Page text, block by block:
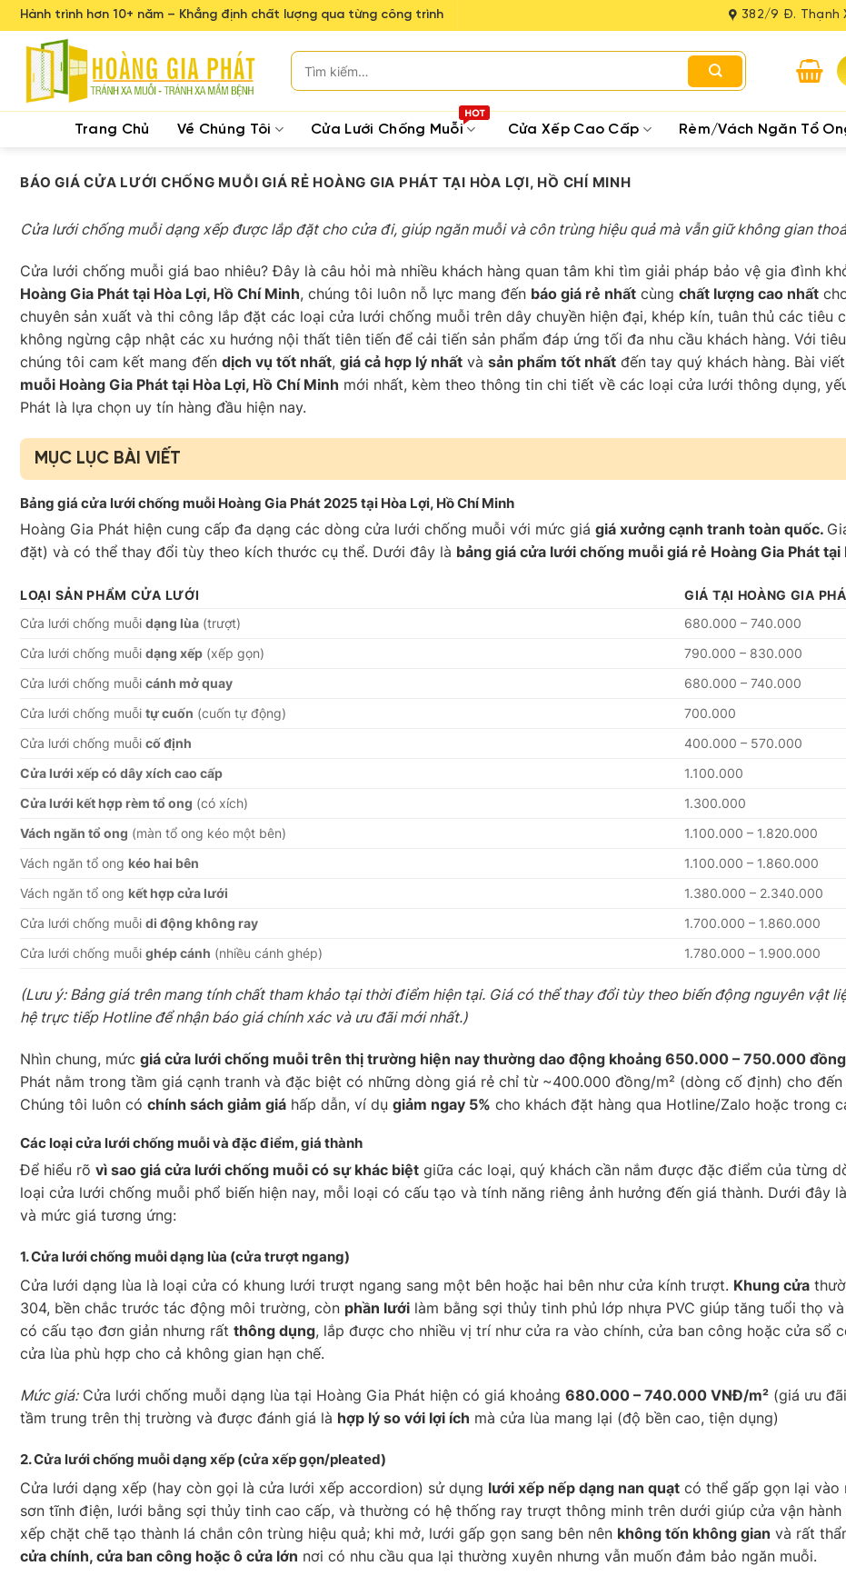
Skip
to
content
Hành trình hơn 10+ năm – Khẳng định chất lượng qua từng công trình 382/9 Đ. Thạnh
kiếm:
Trang Chủ Về Chúng Tôi Cửa Lưới Chống Muỗi Cửa Xếp Cao Cấp Rèm/Vách Ngăn Tổ
BÁO GIÁ CỬA LƯỚI CHỐNG MUỖI GIÁ RẺ HOÀNG GIA PHÁT TẠI HÒA LỢI, HỒ CHÍ MINH
Cửa lưới chống muỗi dạng xếp được lắp đặt cho cửa đi, giúp ngăn muỗi và côn trùng hiệu quả mà vẫn giữ không gian
Cửa lưới chống muỗi giá bao nhiêu? Đây là câu hỏi mà nhiều khách hàng quan tâm khi tìm giải pháp bảo vệ gia đình
Hoàng Gia Phát tại Hòa Lợi, Hồ Chí Minh, chúng tôi luôn nỗ lực mang đến báo giá rẻ nhất cùng chất lượng cao nhất
chuyên sản xuất và thi công lắp đặt các loại cửa lưới chống muỗi trên dây chuyền hiện đại, khép kín, tuân thủ các tiêu
không ngừng cập nhật các xu hướng nội thất tiên tiến để cải tiến sản phẩm đáp ứng tối đa nhu cầu khách hàng. Với
chúng tôi cam kết mang đến dịch vụ tốt nhất, giá cả hợp lý nhất và sản phẩm tốt nhất đến tay quý khách hàng. Bài
muỗi Hoàng Gia Phát tại Hòa Lợi, Hồ Chí Minh mới nhất, kèm theo thông tin chi tiết về các loại cửa lưới thông dụng,
Phát là lựa chọn uy tín hàng đầu hiện nay.
MỤC LỤC BÀI VIẾT
Bảng giá cửa lưới chống muỗi Hoàng Gia Phát 2025 tại Hòa Lợi, Hồ Chí Minh
Hoàng Gia Phát hiện cung cấp đa dạng các dòng cửa lưới chống muỗi với mức giá giá xưởng cạnh tranh toàn quốc.
đặt) và có thể thay đổi tùy theo kích thước cụ thể. Dưới đây là bảng giá cửa lưới chống muỗi giá rẻ Hoàng Gia Phát tại
LOẠI SẢN PHẨM CỬA LƯỚI GIÁ TẠI HOÀNG GIA
Cửa lưới chống muỗi dạng lùa (trượt)
680.000 – 740.000
Cửa lưới chống muỗi dạng xếp (xếp gọn)
790.000 – 830.000
Cửa lưới chống muỗi cánh mở quay
680.000 – 740.000
Cửa lưới chống muỗi tự cuốn (cuốn tự động)
700.000
Cửa lưới chống muỗi cố định
400.000 – 570.000
Cửa lưới xếp có dây xích cao cấp
1.100.000
Cửa lưới kết hợp rèm tổ ong (có xích)
1.300.000
Vách ngăn tổ ong (màn tổ ong kéo một bên)
1.100.000 – 1.820.000
Vách ngăn tổ ong kéo hai bên
1.100.000 – 1.860.000
Vách ngăn tổ ong kết hợp cửa lưới
1.380.000 – 2.340.000
Cửa lưới chống muỗi di động không ray
1.700.000 – 1.860.000
Cửa lưới chống muỗi ghép cánh (nhiều cánh ghép) 1.780.000 – 1.900.000
(Lưu ý: Bảng giá trên mang tính chất tham khảo tại thời điểm hiện tại. Giá có thể thay đổi tùy theo biến động nguyên vật
hệ trực tiếp Hotline để nhận báo giá chính xác và ưu đãi mới nhất.)
Nhìn chung, mức giá cửa lưới chống muỗi trên thị trường hiện nay thường dao động khoảng 650.000 – 750.000
Phát nằm trong tầm giá cạnh tranh và đặc biệt có những dòng giá rẻ chỉ từ ~400.000 đồng/m² (dòng cố định) cho đến
Chúng tôi luôn có chính sách giảm giá hấp dẫn, ví dụ giảm ngay 5% cho khách đặt hàng qua Hotline/Zalo hoặc trong
Các loại cửa lưới chống muỗi và đặc điểm, giá thành
Để hiểu rõ vì sao giá cửa lưới chống muỗi có sự khác biệt giữa các loại, quý khách cần nắm được đặc điểm của từng
loại cửa lưới chống muỗi phổ biến hiện nay, mỗi loại có cấu tạo và tính năng riêng ảnh hưởng đến giá thành. Dưới đây
và mức giá tương ứng:
1. Cửa lưới chống muỗidạng lùa (cửa trượt ngang)
Cửa lưới dạng lùa là loại cửa có khung lưới trượt ngang sang một bên hoặc hai bên như cửa kính trượt. Khung cửa
304, bền chắc trước tác động môi trường, còn phần lưới làm bằng sợi thủy tinh phủ lớp nhựa PVC giúp tăng tuổi thọ
có cấu tạo đơn giản nhưng rất thông dụng, lắp được cho nhiều vị trí như cửa ra vào chính, cửa ban công hoặc cửa sổ
cửa lùa phù hợp cho cả không gian hạn chế.
Mức giá:Cửa lưới chống muỗi dạng lùa tại Hoàng Gia Phát hiện có giá khoảng 680.000 – 740.000 VNĐ/m² (giá ưu
tầm trung trên thị trường và được đánh giá là hợp lý so với lợi ích mà cửa lùa mang lại (độ bền cao, tiện dụng)
2. Cửa lưới chống muỗidạng xếp (cửa xếp gọn/pleated)
Cửa lưới dạng xếp (hay còn gọi là cửa lưới xếp accordion) sử dụng lưới xếp nếp dạng nan quạt có thể gấp gọn lại vào
sơn tĩnh điện, lưới bằng sợi thủy tinh cao cấp, và thường có hệ thống ray trượt thông minh trên dưới giúp cửa vận
xếp chặt chẽ tạo thành lá chắn côn trùng hiệu quả; khi mở, lưới gấp gọn sang bên nên không tốn không gian và rất
cửa chính, cửa ban công hoặc ô cửa lớn nơi có nhu cầu qua lại thường xuyên nhưng vẫn muốn đảm bảo ngăn muỗi.